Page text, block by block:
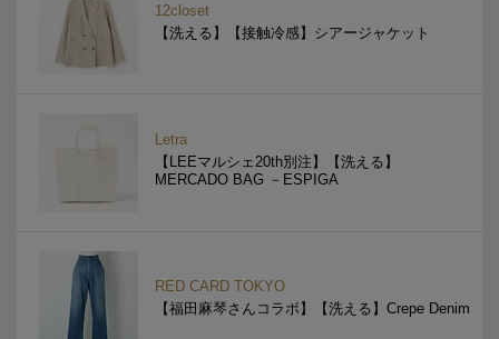
12closet
【洗える】【接触冷感】シアージャケット
Letra
【LEEマルシェ20th別注】【洗える】
MERCADO BAG －ESPIGA
RED CARD TOKYO
【福田麻琴さんコラボ】【洗える】Crepe Denim